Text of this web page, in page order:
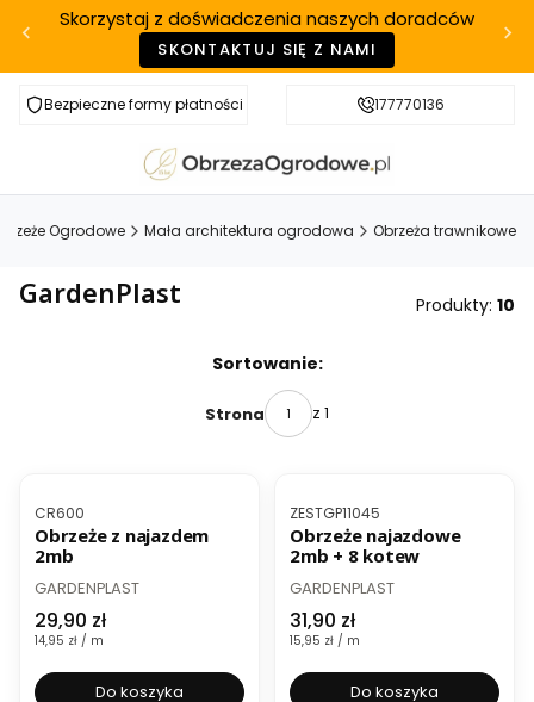
Skorzystaj z doświadczenia naszych doradców
SKONTAKTUJ SIĘ Z NAMI
Bezpieczne formy płatności Szybka realizacja
177770136
Ogrodowe Mała architektura ogrodowa Obrzeża trawnikowe
GardenPlast Produkty: 10
Sortowanie:
Strona z 1
Kod produktu
CR600
Obrzeże z najazdem
2mb
PRODUCENT
GARDENPLAST
Cena
29,90 zł
Cena jednostkowa
14,95 zł / m
Do koszyka
Kod produktu
ZESTGP11045
Obrzeże najazdowe
2mb + 8 kotew
PRODUCENT
GARDENPLAST
Cena
31,90 zł
Cena jednostkowa
15,95 zł / m
Do koszyka